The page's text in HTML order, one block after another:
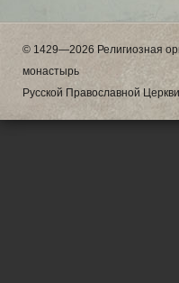
© 1429—2026 Религиозная
монастырь
Русской Православной